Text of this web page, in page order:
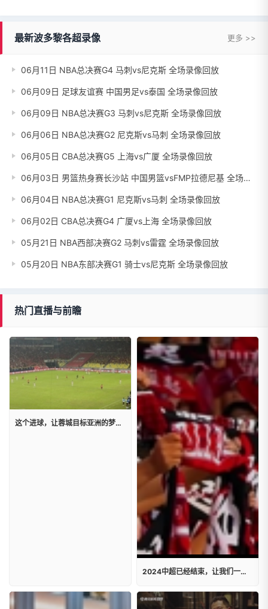
最新波多黎各超录像 更多 >>
06月11日 NBA总决赛G4 马刺vs尼克斯 全场录像回放
06月09日 足球友谊赛 中国男足vs泰国 全场录像回放
06月09日 NBA总决赛G3 马刺vs尼克斯 全场录像回放
06月06日 NBA总决赛G2 尼克斯vs马刺 全场录像回放
06月05日 CBA总决赛G5 上海vs广厦 全场录像回放
06月03日 男篮热身赛长沙站 中国男篮vsFMP拉德尼基 全场录像回放
06月04日 NBA总决赛G1 尼克斯vs马刺 全场录像回放
06月02日 CBA总决赛G4 广厦vs上海 全场录像回放
05月21日 NBA西部决赛G2 马刺vs雷霆 全场录像回放
05月20日 NBA东部决赛G1 骑士vs尼克斯 全场录像回放
热门直播与前瞻
这个进球，让蓉城目标亚洲的梦想仅一步之遥！
2024中超已经结束，让我们一起重温成都蓉城热血与激情的氛围!